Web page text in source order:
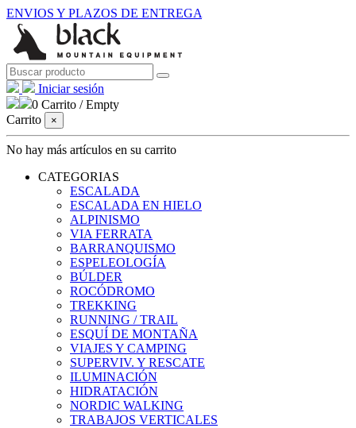
ENVIOS Y PLAZOS DE ENTREGA
Iniciar sesión
0 Carrito /Empty
Carrito
×
No hay más artículos en su carrito
CATEGORIAS
ESCALADA
ESCALADA EN HIELO
ALPINISMO
VIA FERRATA
BARRANQUISMO
ESPELEOLOGÍA
BÚLDER
ROCÓDROMO
TREKKING
RUNNING / TRAIL
ESQUÍ DE MONTAÑA
VIAJES Y CAMPING
SUPERVIV. Y RESCATE
ILUMINACIÓN
HIDRATACIÓN
NORDIC WALKING
TRABAJOS VERTICALES